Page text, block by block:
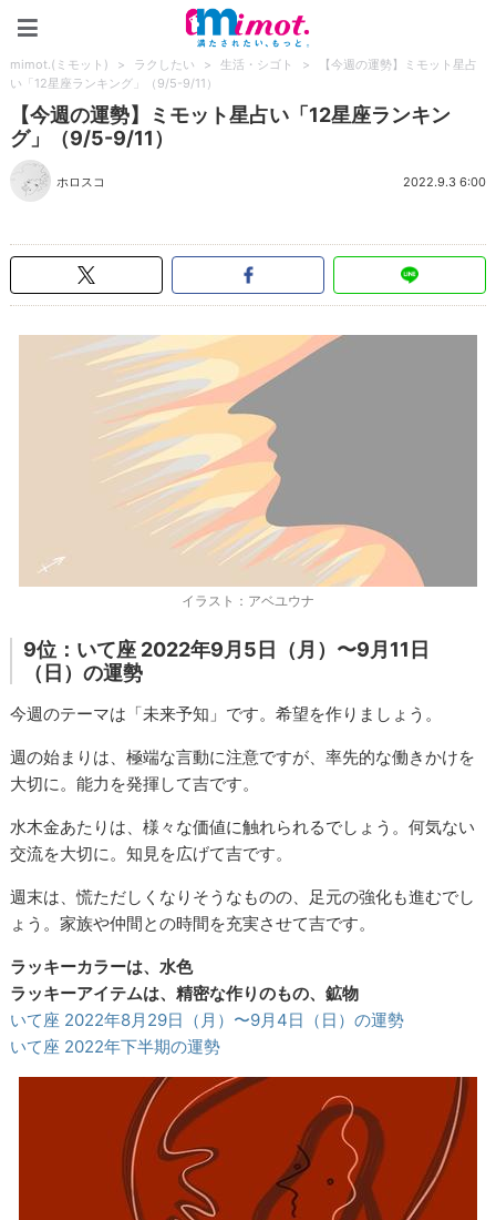
mimot.(ミモット) > ラクしたい > 生活・シゴト >
【今週の運勢】ミモット星占
い「12星座ランキング」（9/5-9/11）
【今週の運勢】ミモット星占い「12星座ランキン
グ」（9/5-9/11）
ホロスコ 2022.9.3 6:00
イラスト：アベユウナ
9位：いて座 2022年9月5日（月）〜9月11日
（日）の運勢
今週のテーマは「未来予知」です。希望を作りましょう。
週の始まりは、極端な言動に注意ですが、率先的な働きかけを
大切に。能力を発揮して吉です。
水木金あたりは、様々な価値に触れられるでしょう。何気ない
交流を大切に。知見を広げて吉です。
週末は、慌ただしくなりそうなものの、足元の強化も進むでし
ょう。家族や仲間との時間を充実させて吉です。
ラッキーカラーは、水色
ラッキーアイテムは、精密な作りのもの、鉱物
いて座 2022年8月29日（月）〜9月4日（日）の運勢
いて座 2022年下半期の運勢